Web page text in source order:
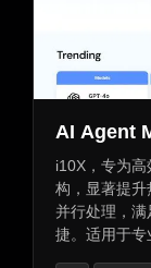
AI Agent
i10X，专为
构，显著提
并行处理，
捷。适用于专